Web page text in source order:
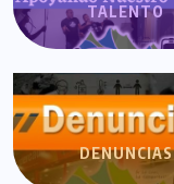
TALENTO
DENUNCIAS